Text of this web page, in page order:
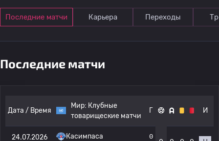
Последние матчи Карьера Переходы
Последние матчи
Дата / Время
Мир: Клубные
товарищеские матчи
Г И
24.07.2026
Касимпаса
0